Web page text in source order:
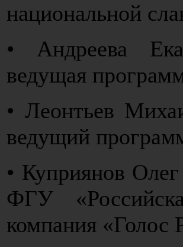
национальной
• Андреева
ведущая
• Леонтьев
ведущий
• Куприянов Олег
ФГУ
компания «Голос